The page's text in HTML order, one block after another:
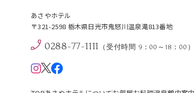
あさやホテル
〒321-2598 栃木県日光市鬼怒川温泉滝813番地
0288-77-1111 （受付時間 9：00～18：00）